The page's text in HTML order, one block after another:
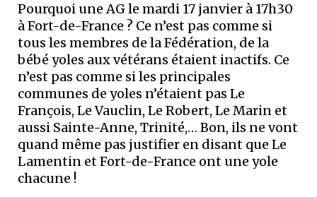
Pourquoi une AG le mardi 17 janvier à 17h30
à Fort-de-France ? Ce n’est pas comme si
tous les membres de la Fédération, de la
bébé yoles aux vétérans étaient inactifs. Ce
n’est pas comme si les principales
communes de yoles n’étaient pas Le
François, Le Vauclin, Le Robert, Le Marin et
aussi Sainte-Anne, Trinité,… Bon, ils ne vont
quand même pas justifier en disant que Le
Lamentin et Fort-de-France ont une yole
chacune !